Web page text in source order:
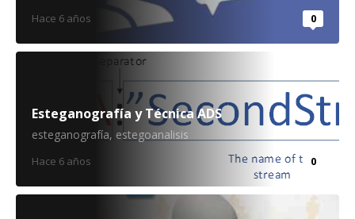
Hace 6 años 0
Esteganografía y Técnica ADS
esteganografía, estegoanalisis
Hace 6 años 0